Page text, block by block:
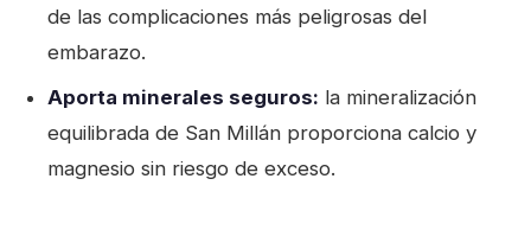
de las complicaciones más peligrosas del
embarazo.
Aporta minerales seguros: la mineralización
equilibrada de San Millán proporciona calcio y
magnesio sin riesgo de exceso.